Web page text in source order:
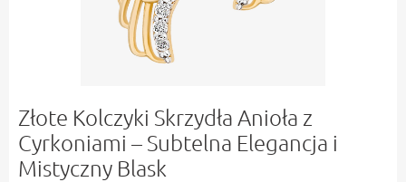
Złote Kolczyki Skrzydła Anioła z
Cyrkoniami – Subtelna Elegancja i
Mistyczny Blask